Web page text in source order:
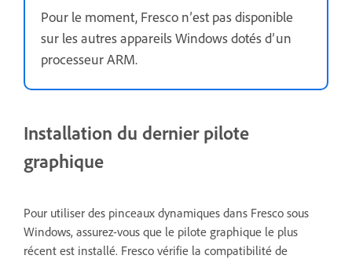
Pour le moment, Fresco n’est pas disponible
sur les autres appareils Windows dotés d’un
processeur ARM.
Installation du dernier pilote
graphique
Pour utiliser des pinceaux dynamiques dans Fresco sous
Windows, assurez-vous que le pilote graphique le plus
récent est installé. Fresco vérifie la compatibilité de